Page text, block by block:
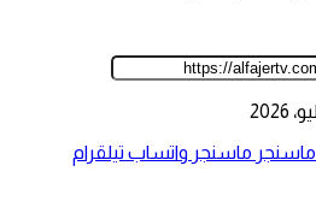
ماسنجر ماسنجر واتساب تيلقرام